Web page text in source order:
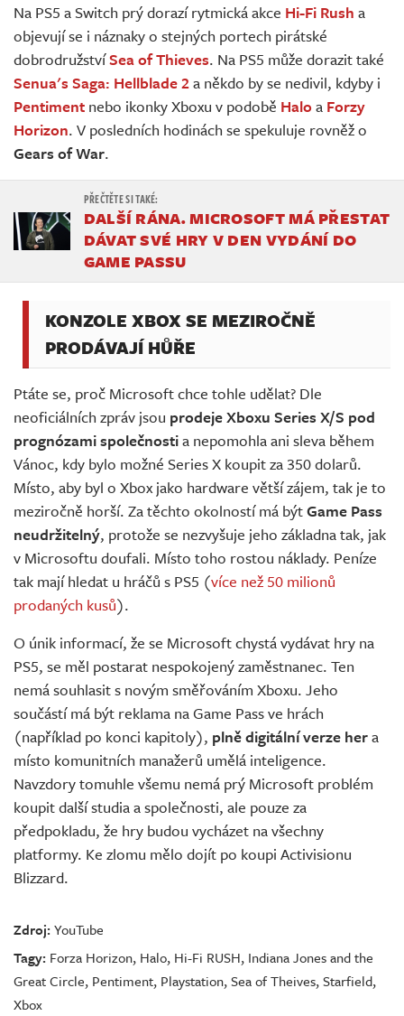
Na PS5 a Switch prý dorazí rytmická akce Hi-Fi Rush a
objevují se i náznaky o stejných portech pirátské
dobrodružstvíSea of Thieves. Na PS5 může dorazit také
Senua's Saga: Hellblade 2a někdo by se nedivil, kdyby i
Pentiment nebo ikonky Xboxu v podobě Halo a Forzy
Horizon. V posledních hodinách se spekuluje rovněž o
Gears of War.
DALŠÍ RÁNA. MICROSOFT MÁ PŘESTAT
DÁVAT SVÉ HRY V DEN VYDÁNÍ DO
GAME PASSU
KONZOLE XBOX SE MEZIROČNĚ
PRODÁVAJÍ HŮŘE
Ptáte se, proč Microsoft chce tohle udělat? Dle
neoficiálních zpráv jsou prodeje Xboxu Series X/S pod
prognózami společnostia nepomohla ani sleva během
Vánoc, kdy bylo možné Series X koupit za 350 dolarů.
Místo, aby byl o Xbox jako hardware větší zájem, tak je to
meziročně horší. Za těchto okolností má býtGame Pass
neudržitelný, protože se nezvyšuje jeho základna tak, jak
v Microsoftu doufali. Místo toho rostou náklady. Peníze
tak mají hledat u hráčů s PS5 (více než 50 milionů
prodaných kusů).
O únik informací, že se Microsoft chystá vydávat hry na
PS5, se měl postarat nespokojený zaměstnanec. Ten
nemá souhlasit s novým směřováním Xboxu. Jeho
součástí má být reklama na Game Pass ve hrách
(například po konci kapitoly), plně digitální verze hera
místo komunitních manažerů umělá inteligence.
Navzdory tomuhle všemu nemá prý Microsoft problém
koupit další studia a společnosti, ale pouze za
předpokladu, že hry budou vycházet na všechny
platformy. Ke zlomu mělo dojít po koupi Activisionu
Blizzard.
Zdroj:YouTube
Tagy: Forza Horizon, Halo, Hi-Fi RUSH, Indiana Jones and the
Great Circle, Pentiment, Playstation,Sea of Theives,Starfield,
Xbox